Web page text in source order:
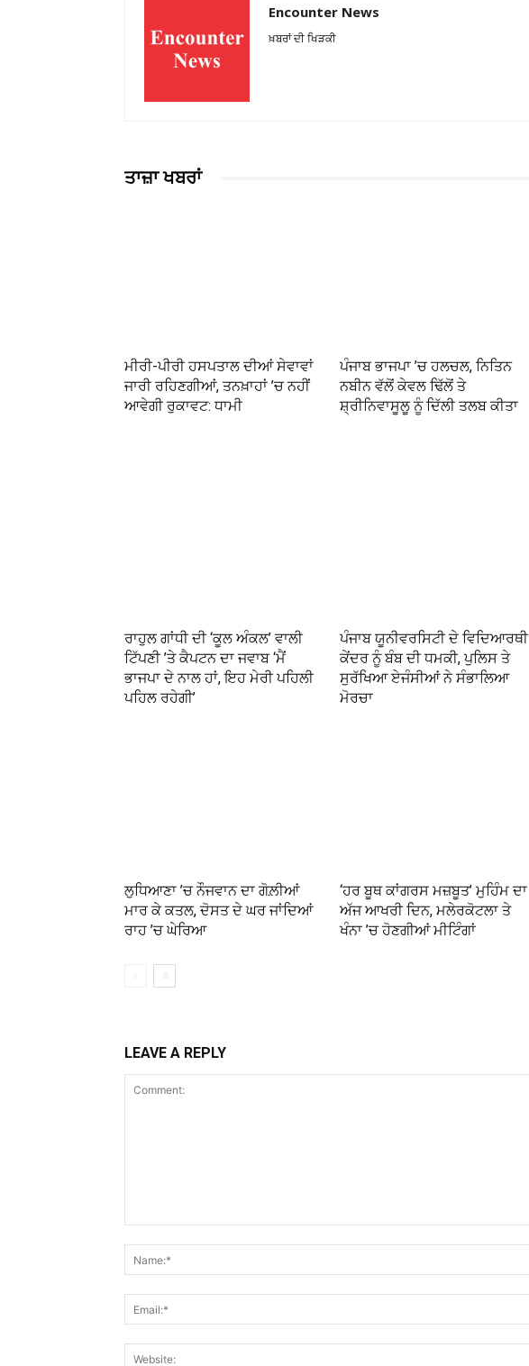
Encounter News
ਖ਼ਬਰਾਂ ਦੀ ਖਿੜਕੀ
ਤਾਜ਼ਾ ਖਬਰਾਂ
ਮੀਰੀ-ਪੀਰੀ ਹਸਪਤਾਲ ਦੀਆਂ ਸੇਵਾਵਾਂ
ਜਾਰੀ ਰਹਿਣਗੀਆਂ, ਤਨਖ਼ਾਹਾਂ ’ਚ ਨਹੀਂ
ਆਵੇਗੀ ਰੁਕਾਵਟ: ਧਾਮੀ
ਪੰਜਾਬ ਭਾਜਪਾ ’ਚ ਹਲਚਲ, ਨਿਤਿਨ
ਨਬੀਨ ਵੱਲੋਂ ਕੇਵਲ ਢਿੱਲੋਂ ਤੇ
ਸ਼੍ਰੀਨਿਵਾਸੂਲੂ ਨੂੰ ਦਿੱਲੀ ਤਲਬ ਕੀਤਾ
ਰਾਹੁਲ ਗਾਂਧੀ ਦੀ ‘ਕੂਲ ਅੰਕਲ’ ਵਾਲੀ
ਟਿੱਪਣੀ ’ਤੇ ਕੈਪਟਨ ਦਾ ਜਵਾਬ ‘ਮੈਂ
ਭਾਜਪਾ ਦੇ ਨਾਲ ਹਾਂ, ਇਹ ਮੇਰੀ ਪਹਿਲੀ
ਪਹਿਲ ਰਹੇਗੀ’
ਪੰਜਾਬ ਯੂਨੀਵਰਸਿਟੀ ਦੇ ਵਿਦਿਆਰਥੀ
ਕੇਂਦਰ ਨੂੰ ਬੰਬ ਦੀ ਧਮਕੀ, ਪੁਲਿਸ ਤੇ
ਸੁਰੱਖਿਆ ਏਜੰਸੀਆਂ ਨੇ ਸੰਭਾਲਿਆ
ਮੋਰਚਾ
ਲੁਧਿਆਣਾ ’ਚ ਨੌਜਵਾਨ ਦਾ ਗੋਲ਼ੀਆਂ
ਮਾਰ ਕੇ ਕਤਲ, ਦੋਸਤ ਦੇ ਘਰ ਜਾਂਦਿਆਂ
ਰਾਹ ’ਚ ਘੇਰਿਆ
‘ਹਰ ਬੂਥ ਕਾਂਗਰਸ ਮਜ਼ਬੂਤ’ ਮੁਹਿੰਮ ਦਾ
ਅੱਜ ਆਖਰੀ ਦਿਨ, ਮਲੇਰਕੋਟਲਾ ਤੇ
ਖੰਨਾ ’ਚ ਹੋਣਗੀਆਂ ਮੀਟਿੰਗਾਂ
LEAVE A REPLY